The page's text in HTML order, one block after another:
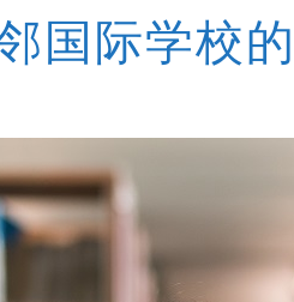
国际学校